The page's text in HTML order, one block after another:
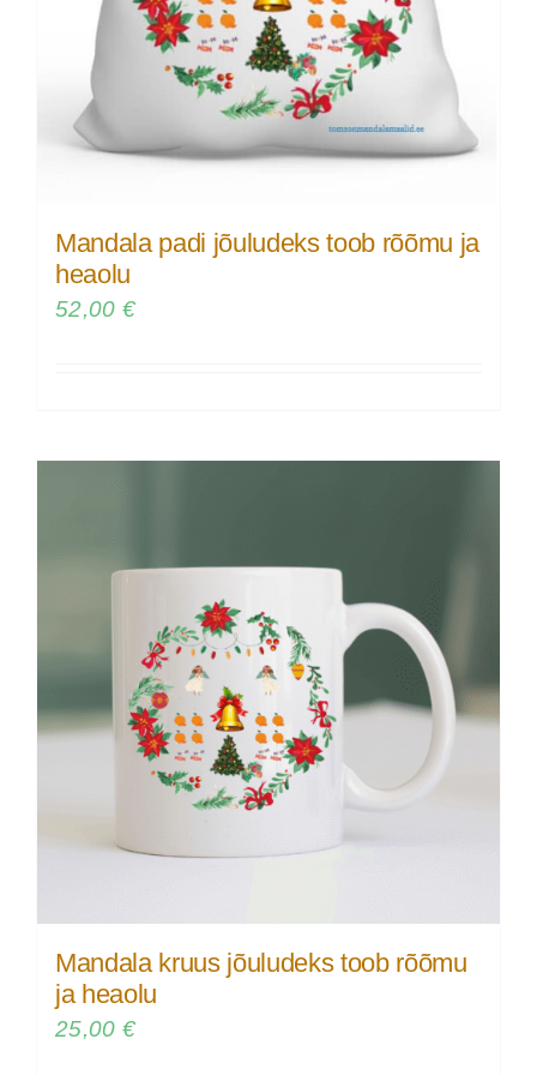
Mandala padi jõuludeks toob rõõmu ja
heaolu
52,00 €
Mandala kruus jõuludeks toob rõõmu
ja heaolu
25,00 €